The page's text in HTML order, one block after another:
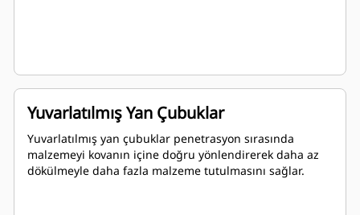
Yuvarlatılmış Yan Çubuklar
Yuvarlatılmış yan çubuklar penetrasyon sırasında
malzemeyi kovanın içine doğru yönlendirerek daha az
dökülmeyle daha fazla malzeme tutulmasını sağlar.